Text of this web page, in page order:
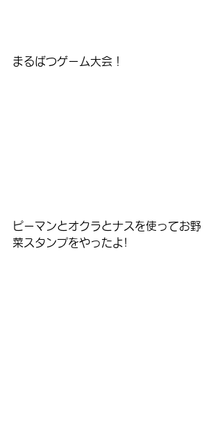
まるばつゲーム大会！
ピーマンとオクラとナスを使ってお野
菜スタンプをやったよ!